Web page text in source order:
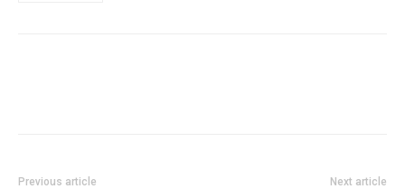
Previous article Next article